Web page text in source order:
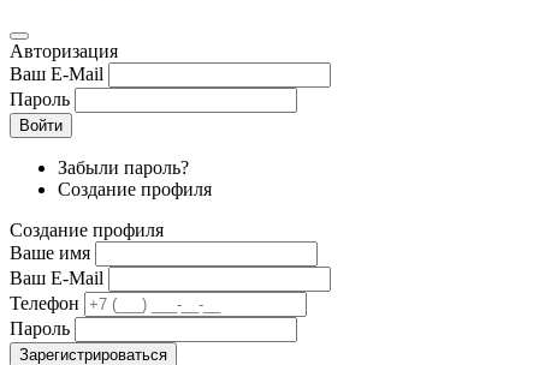
Авторизация
Ваш E-Mail
Пароль
Войти
Забыли пароль?
Создание профиля
Создание профиля
Ваше имя
Ваш E-Mail
Телефон
Пароль
Зарегистрироваться